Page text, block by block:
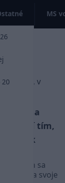
MS
AHL sa
posilní tím,
Chovan sa
za svoje